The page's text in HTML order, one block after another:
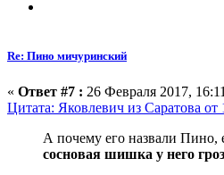
Re: Пино мичуринский
« Ответ #7 : 26 Февраля 2017,
Цитата: Яковлевич из Саратова
А почему его назвали Пино,
сосновая шишка у него